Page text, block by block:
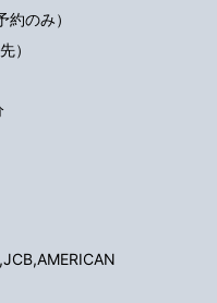
のみ）
）